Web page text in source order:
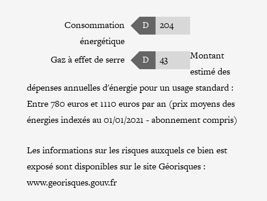
Consommation
énergétique
D 204
Gaz à effet de serre D 43
Montant
estimé des
dépenses annuelles d'énergie pour un usage standard :
Entre 780 euros et 1110 euros par an (prix moyens des
énergies indexés au 01/01/2021 - abonnement compris)
Les informations sur les risques auxquels ce bien est
exposé sont disponibles sur le site Géorisques :
www.georisques.gouv.fr